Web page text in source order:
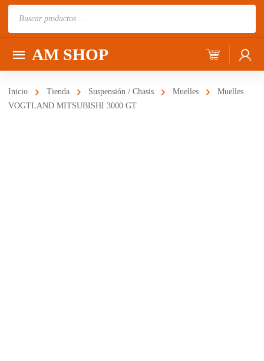
AM SHOP
Inicio Tienda Suspensión / Chasis Muelles
Muelles
VOGTLAND MITSUBISHI 3000 GT